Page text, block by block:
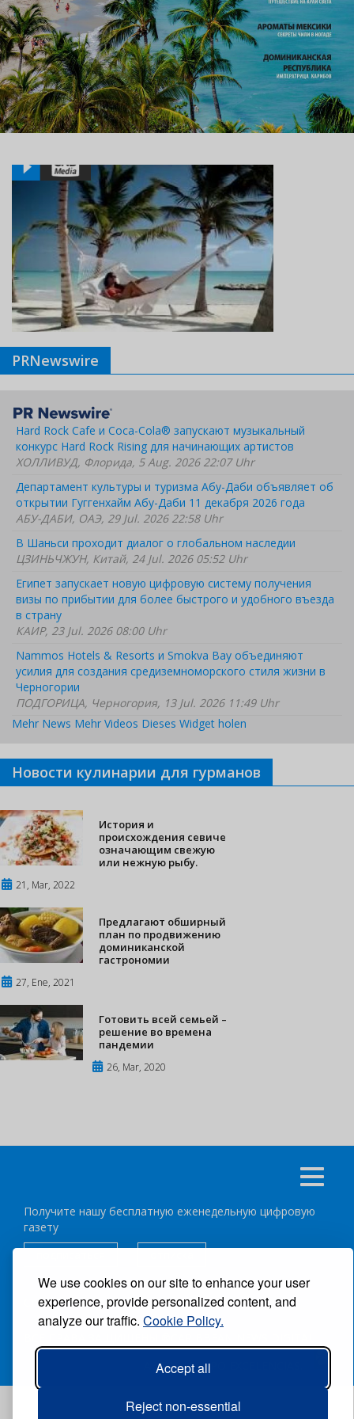
We use cookies on our site to enhance your user
experience, provide personalized content, and
analyze our traffic. Cookie Policy.
Accept all
Reject non-essential
PRNewswire
Hard Rock Cafe и Coca-Cola® запускают музыкальный
конкурс Hard Rock Rising для начинающих артистов
ХОЛЛИВУД, Флорида, 5 Aug. 2026 22:07 Uhr
Департамент культуры и туризма Абу-Даби объявляет об
открытии Гуггенхайм Абу-Даби 11 декабря 2026 года
АБУ-ДАБИ, ОАЭ, 29 Jul. 2026 22:58 Uhr
В Шаньси проходит диалог о глобальном наследии
ЦЗИНЬЧЖУН, Китай, 24 Jul. 2026 05:52 Uhr
Египет запускает новую цифровую систему получения
визы по прибытии для более быстрого и удобного въезда
в страну
КАИР, 23 Jul. 2026 08:00 Uhr
Nammos Hotels & Resorts и Smokva Bay объединяют
усилия для создания средиземноморского стиля жизни в
Черногории
ПОДГОРИЦА, Черногория, 13 Jul. 2026 11:49 Uhr
Mehr News Mehr Videos Dieses Widget holen
Новости кулинарии для гурманов
История и
происхождения севиче
означающим свежую
или нежную рыбу.
21, Mar, 2022
Предлагают обширный
план по продвижению
доминиканской
гастрономии
27, Ene, 2021
Готовить всей семьей –
решение во времена
пандемии
26, Mar, 2020
Получите нашу бесплатную еженедельную цифровую
газету
Следуйте за нами:
АВТОР:GRUPO EXCELENCIAS.